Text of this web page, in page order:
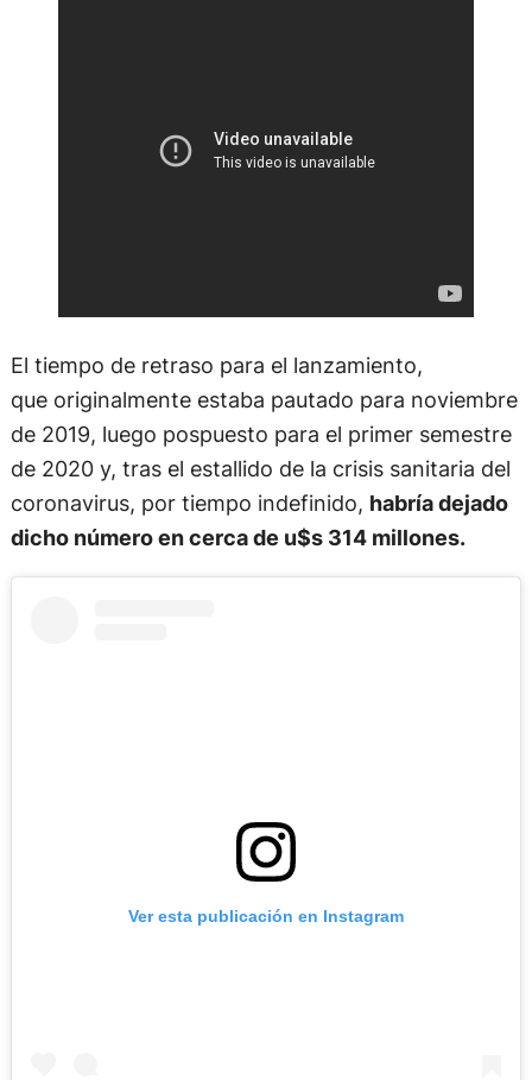
El tiempo de retraso para el lanzamiento,
que originalmente estaba pautado para noviembre
de 2019, luego pospuesto para el primer semestre
de 2020 y, tras el estallido de la crisis sanitaria del
coronavirus, por tiempo indefinido, habría dejado
dicho número en cerca de u$s 314 millones.
Ver esta publicación en Instagram